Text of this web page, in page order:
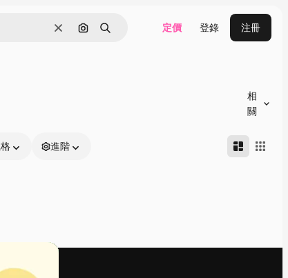
清除 通過圖像搜索
搜尋 定價 登錄 注冊
相
關
進階